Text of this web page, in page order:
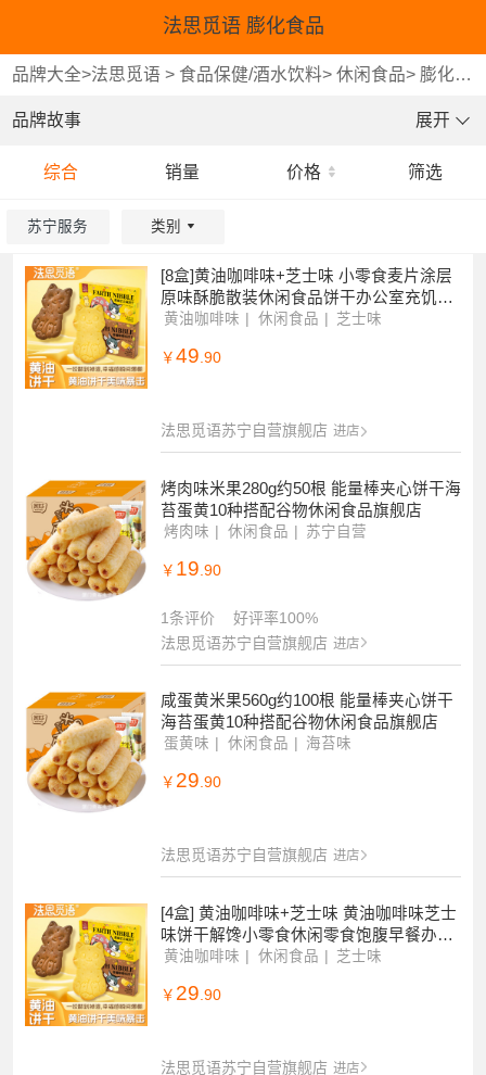
法思觅语 膨化食品
品牌大全>法思觅语 > 食品保健/酒水饮料>休闲食品> 膨化食品
品牌故事 展开
综合 销量 价格 筛选
苏宁服务 类别
重选 确认
系统繁忙,请稍后再试!
腹旗舰店
黄油咖啡味 休闲食品
￥49.90
法思觅语苏宁自营旗舰店 进店
苔蛋黄10种搭配谷物休闲食品旗舰店
￥19.90
1条评价
好评率100%
法思觅语苏宁自营旗舰店 进店
蛋黄味 休闲食品 海苔味
￥29.90
法思觅语苏宁自营旗舰店 进店
室黄油咖啡味 休闲食品